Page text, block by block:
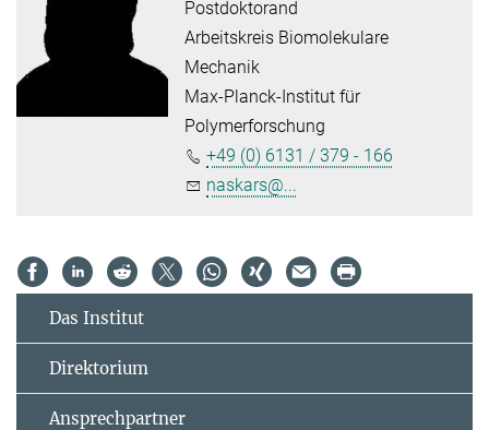
Postdoktorand
Arbeitskreis Biomolekulare
Mechanik
Max-Planck-Institut für
Polymerforschung
+49 (0) 6131 / 379 - 166
naskars@...
Das Institut
Direktorium
Ansprechpartner